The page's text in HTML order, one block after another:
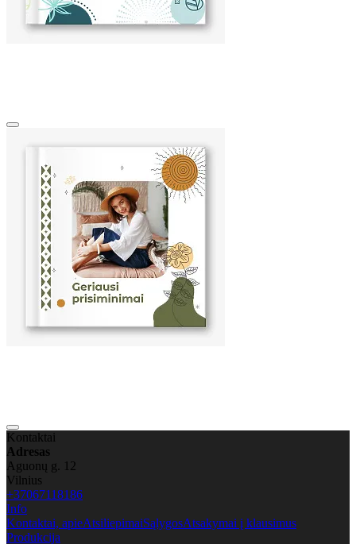
Kontaktai
Adresas
Aguonų g. 12
Vilnius
+37067118186
Info
Kontaktai, apieAtsiliepimaiSąlygosAtsakymai į klausimus
Produkcija